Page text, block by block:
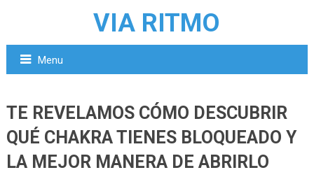
VIA RITMO
Menu
TE REVELAMOS CÓMO DESCUBRIR
QUÉ CHAKRA TIENES BLOQUEADO Y
LA MEJOR MANERA DE ABRIRLO